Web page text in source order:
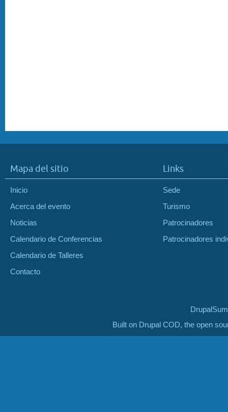
Mapa del sitio
Inicio
Acerca del evento
Noticias
Calendario de Conferencias
Calendario de Talleres
Contacto
Links
Sede
Turismo
Patrocinadores
Patrocinadores
Built on Drupal COD, the open